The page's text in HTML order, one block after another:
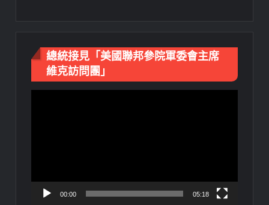
總統接見「美國聯邦參院軍委會主席
維克訪問團」
00:00 05:18